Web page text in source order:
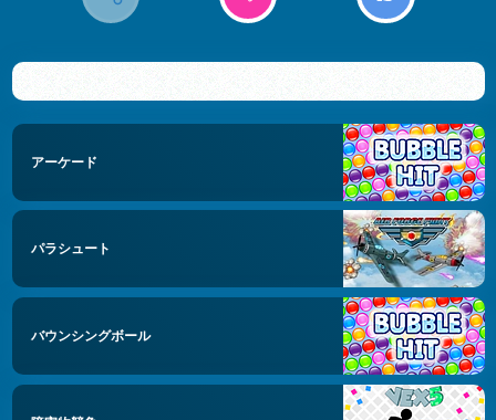
アーケード
パラシュート
バウンシングボール